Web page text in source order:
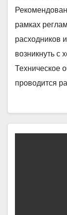
рамках
расходников
возникнуть с
Техническое
проводится